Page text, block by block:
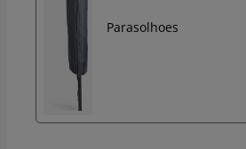
Parasolhoes